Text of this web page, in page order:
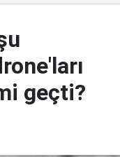
geçti?